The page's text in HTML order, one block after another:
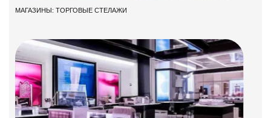
МАГАЗИНЫ: ТОРГОВЫЕ СТЕЛАЖИ